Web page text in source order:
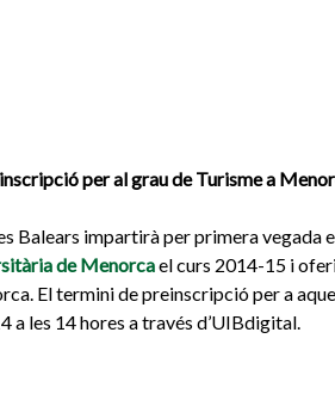
per al grau de Turisme a
Balears impartirà per primera vegada
de Menorcael curs 2014-15 i
El termini de preinscripció per a
a les 14 hores a través d’UIBdigital.